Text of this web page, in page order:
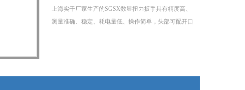
上海实干厂家生产的SGSX数显扭力扳手具有精度高、
测量准确、稳定、耗电量低、操作简单，头部可配开口